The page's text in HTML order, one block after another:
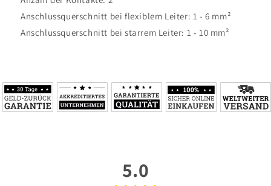
Anschlussquerschnitt bei flexiblem Leiter: 1 - 6 mm²
Anschlussquerschnitt bei starrem Leiter: 1 - 10 mm²
5.0